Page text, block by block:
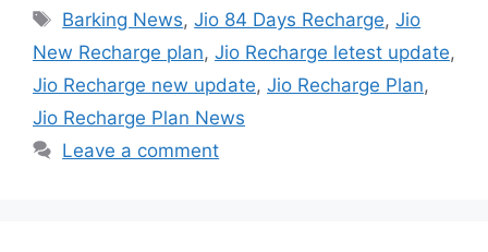
Tags
Barking News,Jio 84 Days Recharge,Jio
New Recharge plan, Jio Recharge letest update,
Jio Recharge new update, Jio Recharge Plan,
Jio Recharge Plan News
Leave a comment